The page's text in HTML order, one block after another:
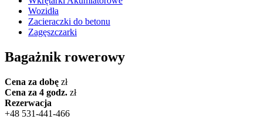
Wozidła
Zacieraczki do betonu
Zagęszczarki
Bagażnik rowerowy
Cena za dobę zł
Cena za 4 godz. zł
Rezerwacja
+48 531-441-466